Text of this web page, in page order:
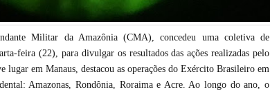
Militar da Amazônia (CMA), concedeu uma coletiva de
feira (22), para divulgar os resultados das ações realizadas pelo
lugar em Manaus, destacou as operações do Exército Brasileiro em
Amazonas, Rondônia, Roraima e Acre. Ao longo do ano, o